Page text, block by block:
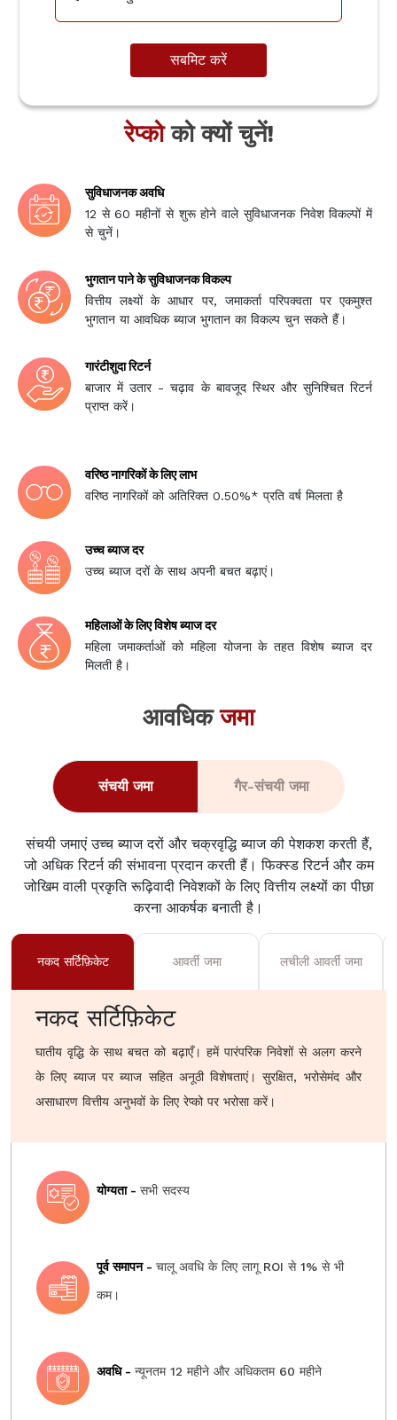
सबमिट करें
रेप्कोको क्यों चुनें!
सुविधाजनक अवधि
12 से 60 महीनों से शुरू होने वाले सुविधाजनक निवेश विकल्पों में
से चुनें।
भुगतान पाने के सुविधाजनक विकल्प
वित्तीय लक्ष्यों के आधार पर, जमाकर्ता परिपक्वता पर एकमुश्त
भुगतान या आवधिक ब्याज भुगतान का विकल्प चुन सकते हैं।
गारंटीशुदा रिटर्न
बाजार में उतार - चढ़ाव के बावजूद स्थिर और सुनिश्चित रिटर्न
प्राप्त करें।
वरिष्ठ नागरिकों के लिए लाभ
वरिष्ठ नागरिकों को अतिरिक्त 0.50%* प्रति वर्ष मिलता है
उच्च ब्याज दर
उच्च ब्याज दरों के साथ अपनी बचत बढ़ाएं।
महिलाओं के लिए विशेष ब्याज दर
महिला जमाकर्ताओं को महिला योजना के तहत विशेष ब्याज दर
मिलती है।
आवधिकजमा
संचयी जमा गैर-संचयी जमा
संचयी जमाएं उच्च ब्याज दरों और चक्रवृद्धि ब्याज की पेशकश करती हैं,
जो अधिक रिटर्न की संभावना प्रदान करती हैं। फिक्स्ड रिटर्न और कम
जोखिम वाली प्रकृति रूढ़िवादी निवेशकों के लिए वित्तीय लक्ष्यों का पीछा
करना आकर्षक बनाती है।
नकद सर्टिफ़िकेट आवर्ती जमा लचीली आवर्ती जमा
नकद सर्टिफ़िकेट
घातीय वृद्धि के साथ बचत को बढ़ाएँ। हमें पारंपरिक निवेशों से अलग करने
के लिए ब्याज पर ब्याज सहित अनूठी विशेषताएं। सुरक्षित, भरोसेमंद और
असाधारण वित्तीय अनुभवों के लिए रेप्को पर भरोसा करें।
योग्यता - सभी सदस्य
पूर्व समापन - चालू अवधि के लिए लागू ROI से 1% से भी
कम।
अवधि - न्यूनतम 12 महीने और अधिकतम 60 महीने